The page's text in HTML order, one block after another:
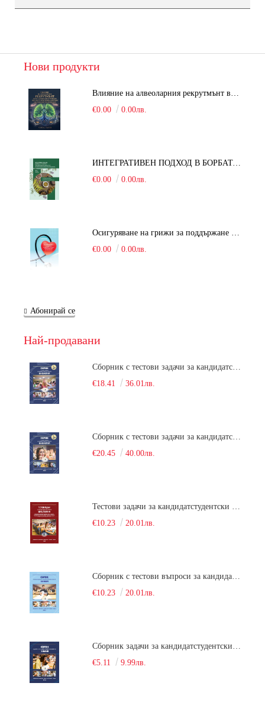
Нови продукти
€0.00
0.00лв.
ИНТЕГРАТИВЕН ПОДХОД В БОРБАТА С COVID-19: От патогенезата на Sars-Cov-2 до фитомедицината и етноботаниката. Антивирусна активност и терапевтичен потенциал на българските лечебни растения
€0.00
0.00лв.
€0.00
0.00лв.
Абонирай се
Най-продавани
€18.41
36.01лв.
€20.45
40.00лв.
€10.23
20.01лв.
€10.23
20.01лв.
€5.11
9.99лв.